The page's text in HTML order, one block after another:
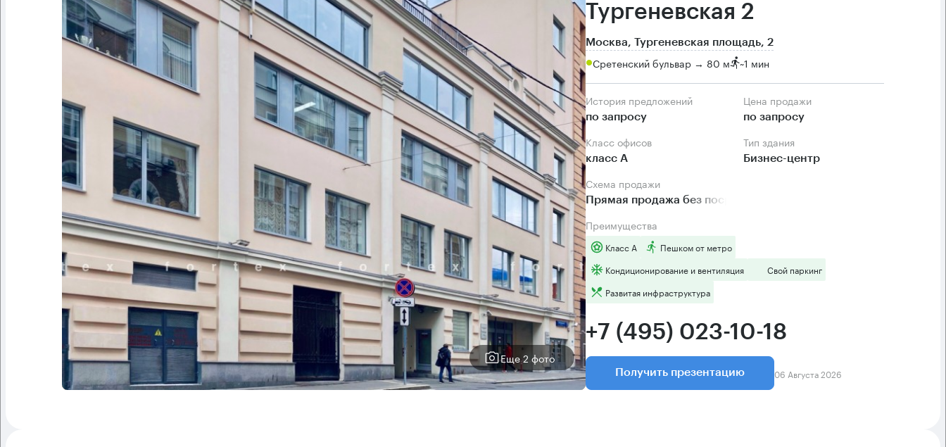
Еще 2 фото
Тургеневская 2
Москва, Тургеневская площадь, 2
Сретенский бульвар → 80 м ~1 мин
История предложений
по запросу
Цена продажи
по запросу
Класс офисов
класс А
Тип здания
Бизнес-центр
Схема продажи
Прямая продажа без посредников
Преимущества
Класс А
Пешком от метро
Кондиционирование и вентиляция
Свой паркинг
Развитая инфраструктура
+7 (495) 023-10-18
Получить презентацию 06 Августа 2026